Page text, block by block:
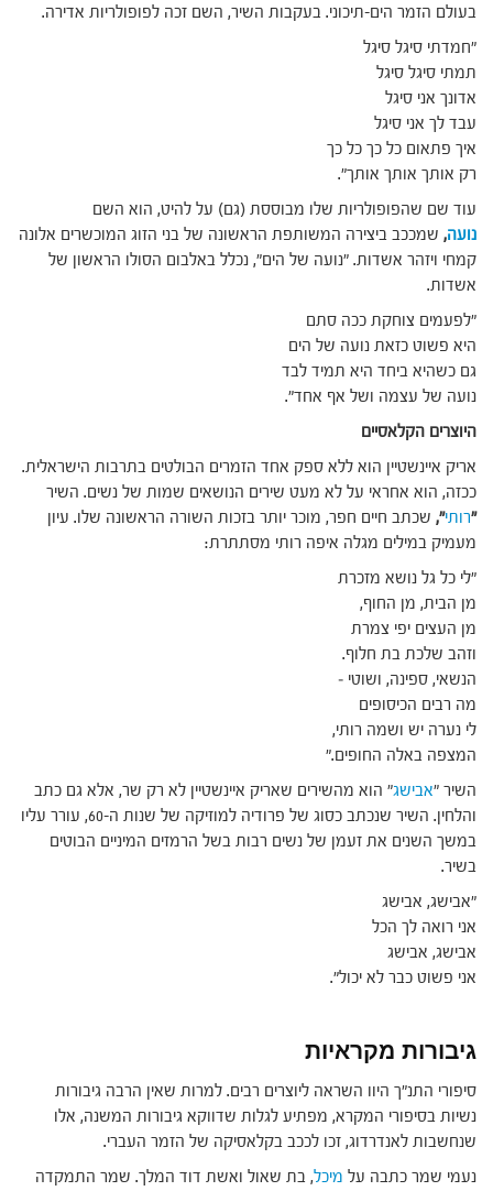
בעולם הזמר הים-תיכוני. בעקבות השיר, השם זכה לפופולריות אדירה.
"חמדתי סיגל סיגל
תמתי סיגל סיגל
אדונך אני סיגל
עבד לך אני סיגל
איך פתאום כל כך כל כך
רק אותך אותך אותך".
עוד שם שהפופולריות שלו מבוססת (גם) על להיט, הוא השם
נועה, שמככב ביצירה המשותפת הראשונה של בני הזוג המוכשרים אלונה
קמחי ויזהר אשדות. "נועה של הים", נכלל באלבום הסולו הראשון של
אשדות.
"לפעמים צוחקת ככה סתם
היא פשוט כזאת נועה של הים
גם כשהיא ביחד היא תמיד לבד
נועה של עצמה ושל אף אחד".
היוצרים הקלאסיים
אריק איינשטיין הוא ללא ספק אחד הזמרים הבולטים בתרבות הישראלית.
ככזה, הוא אחראי על לא מעט שירים הנושאים שמות של נשים. השיר
"רותי", שכתב חיים חפר, מוכר יותר בזכות השורה הראשונה שלו. עיון
מעמיק במילים מגלה איפה רותי מסתתרת:
"לי כל גל נושא מזכרת
מן הבית, מן החוף,
מן העצים יפי צמרת
וזהב שלכת בת חלוף.
הנשאי, ספינה, ושוטי –
מה רבים הכיסופים
לי נערה יש ושמה רותי,
המצפה באלה החופים."
השיר "אבישג" הוא מהשירים שאריק איינשטיין לא רק שר, אלא גם כתב
והלחין. השיר שנכתב כסוג של פרודיה למוזיקה של שנות ה-60, עורר עליו
במשך השנים את זעמן של נשים רבות בשל הרמזים המיניים הבוטים
בשיר.
"אבישג, אבישג
אני רואה לך הכל
אבישג, אבישג
אני פשוט כבר לא יכול".
גיבורות מקראיות
סיפורי התנ"ך היוו השראה ליוצרים רבים. למרות שאין הרבה גיבורות
נשיות בסיפורי המקרא, מפתיע לגלות שדווקא גיבורות המשנה, אלו
שנחשבות לאנדרדוג, זכו לככב בקלאסיקה של הזמר העברי.
נעמי שמר כתבה על מיכל, בת שאול ואשת דוד המלך. שמר התמקדה